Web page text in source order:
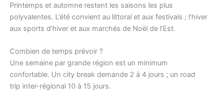
Printemps et automne restent les saisons les plus
polyvalentes. L’été convient au littoral et aux festivals ; l’hiver
aux sports d’hiver et aux marchés de Noël de l’Est.
Combien de temps prévoir ?
Une semaine par grande région est un minimum
confortable. Un city break demande 2 à 4 jours ; un road
trip inter-régional 10 à 15 jours.